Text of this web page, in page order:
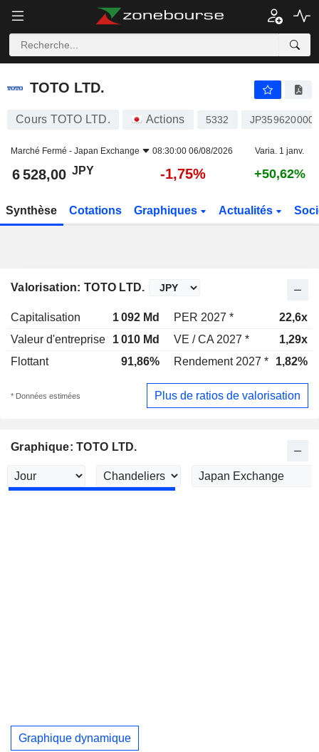
TOTO LTD.
TOTO LTD.
Cours TOTO LTD. Actions 5332
Marché Fermé - Japan Exchange 08:30:00 06/08/2026 Varia. 1 janv.
6 528,00 JPY -1,75% +50,62%
Synthèse Cotations Graphiques Actualités
Valorisation: TOTO LTD.
Capitalisation 1 092 Md PER 2027 *
22,6x
Valeur d'entreprise
1 010 Md VE / CA 2027 *
1,29x
Flottant
91,86% Rendement 2027 * 1,82%
* Données estimées Plus de ratios de valorisation
Graphique: TOTO LTD.
Graphique dynamique